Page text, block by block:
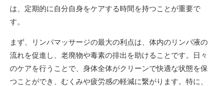
は、定期的に自分自身をケアする時間を持つことが重要で
す。
まず、リンパマッサージの最大の利点は、体内のリンパ液の
流れを促進し、老廃物や毒素の排出を助けることです。日々
のケアを行うことで、身体全体がクリーンで快適な状態を保
つことができ、むくみや疲労感の軽減に繋がります。特に、